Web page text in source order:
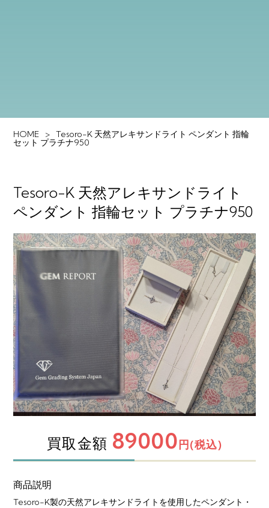
HOME Tesoro-K 天然アレキサンドライト ペンダント 指輪
セット プラチナ950
Tesoro-K 天然アレキサンドライト
ペンダント 指輪セット プラチナ950
買取金額 89000円(税込)
商品説明
Tesoro-K製の天然アレキサンドライトを使用したペンダント・